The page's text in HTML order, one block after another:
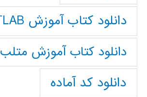
دانلود کتاب آموزش MATLAB
دانلود کتاب آموزش متلب
دانلود کد آماده